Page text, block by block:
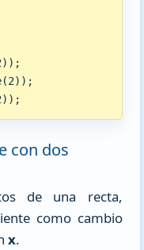
con dos
de una recta,
como cambio
x.